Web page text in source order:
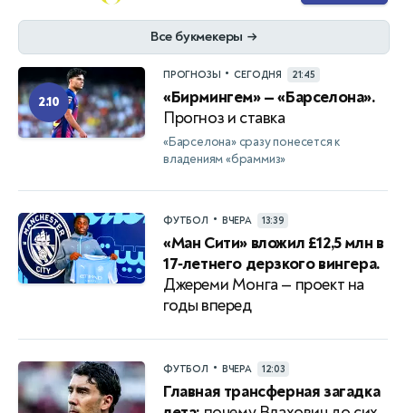
Все букмекеры →
2.10
ПРОГНОЗЫ • СЕГОДНЯ 21:45
«Бирмингем» — «Барселона».
Прогноз и ставка
«Барселона» сразу понесется к
владениям «браммиз»
ФУТБОЛ • ВЧЕРА 13:39
«Ман Сити» вложил £12,5 млн в
17‑летнего дерзкого вингера.
Джереми Монга — проект на
годы вперед
ФУТБОЛ • ВЧЕРА 12:03
Главная трансферная загадка